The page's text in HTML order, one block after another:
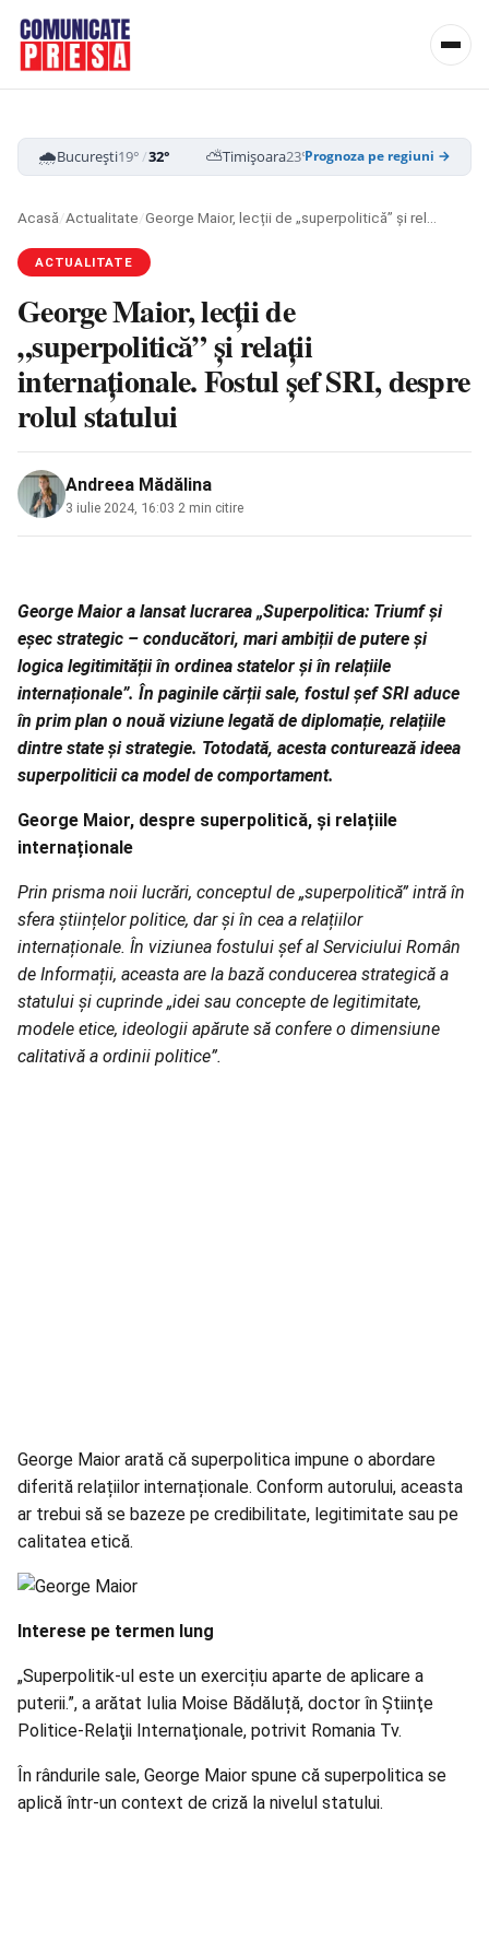
🌧️București19°/32° ⛅Timișoara23°/34° ☁️Cluj-Napoca
Prognoza pe regiuni →
Acasă/Actualitate/
ACTUALITATE
George Maior, lecții de
„superpolitică” și relații
internaționale. Fostul șef SRI, despre
rolul statului
Andreea Mădălina
3 iulie 2024, 16:03 2 min citire
George Maior a lansat lucrarea „Superpolitica: Triumf și
eșec strategic – conducători, mari ambiții de putere și
logica legitimității în ordinea statelor și în relațiile
internaționale”. În paginile cărții sale, fostul șef SRI aduce
în prim plan o nouă viziune legată de diplomație, relațiile
dintre state și strategie. Totodată, acesta conturează ideea
superpoliticii ca model de comportament.
George Maior, despre superpolitică, și relațiile
internaționale
Prin prisma noii lucrări, conceptul de „superpolitică” intră în
sfera științelor politice, dar și în cea a relațiilor
internaționale. În viziunea fostului șef al Serviciului Român
de Informații, aceasta are la bază conducerea strategică a
statului și cuprinde „idei sau concepte de legitimitate,
modele etice, ideologii apărute să confere o dimensiune
calitativă a ordinii politice”.
George Maior arată că superpolitica impune o abordare
diferită relațiilor internaționale. Conform autorului, aceasta
ar trebui să se bazeze pe credibilitate, legitimitate sau pe
calitatea etică.
Interese pe termen lung
„Superpolitik-ul este un exercițiu aparte de aplicare a
puterii.”, a arătat Iulia Moise Bădăluță, doctor în Ştiinţe
Politice-Relaţii Internaţionale, potrivit Romania Tv.
În rândurile sale, George Maior spune că superpolitica se
aplică într-un context de criză la nivelul statului.